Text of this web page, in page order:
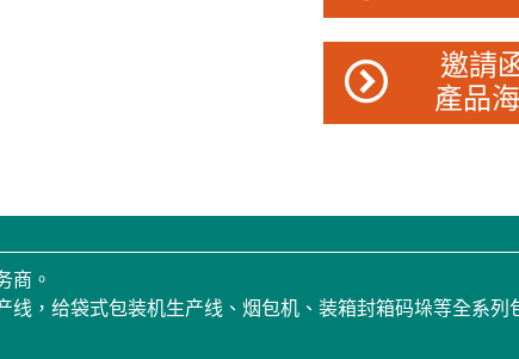
邀請
產品
商。
，给袋式包装机生产线、烟包机、装箱封箱码垛等全系列